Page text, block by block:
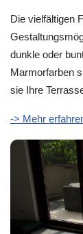
Die vielfältigen
dunkle oder
Marmorfarben
sie Ihre
-> Mehr